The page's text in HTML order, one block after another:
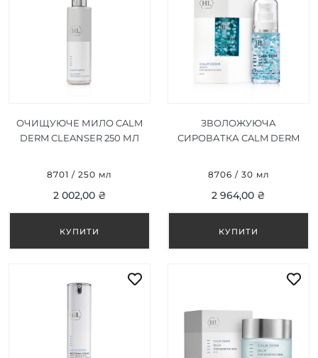
ОЧИЩУЮЧЕ МИЛО CALM
DERM CLEANSER 250 МЛ
8701 / 250 мл
2 002,00 ₴
ЗВОЛОЖУЮЧА
СИРОВАТКА CALM DERM
8706 / 30 мл
2 964,00 ₴